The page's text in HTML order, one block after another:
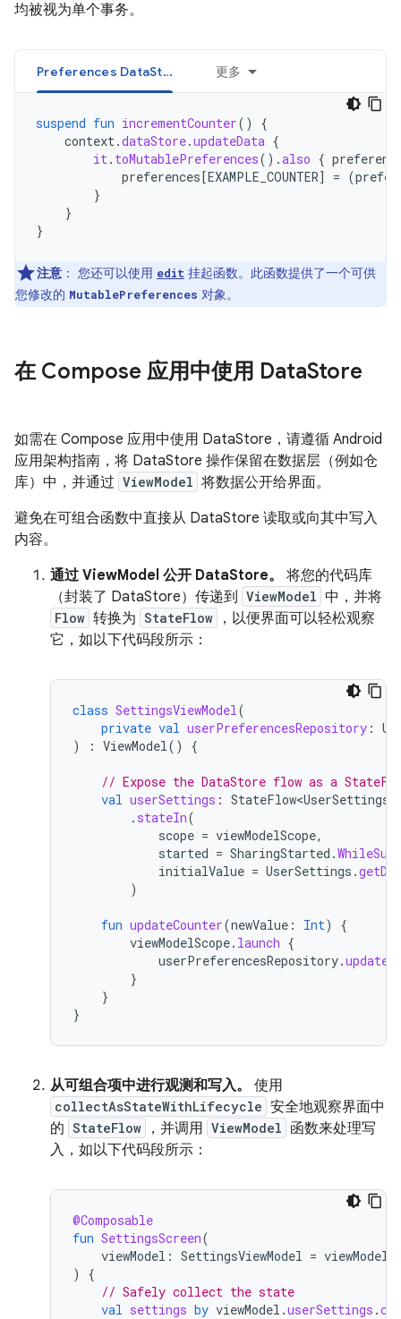
均被视为单个事务。
Preferences DataStore 更多
suspend fun incrementCounter()
{
context.dataStore.updateData {
it. toMutablePreferences().also {
preferences[EXAMPLE_COUNTER] = (
}
}
}
注意 ： 您还可以使用 edit 挂起函数。此函数提供了一个可供
您修改的 MutablePreferences 对象。
在 Compose 应用中使用 DataStore
如需在 Compose 应用中使用 DataStore，请遵循 Android
应用架构指南，将 DataStore 操作保留在数据层（例如仓
库）中，并通过 ViewModel 将数据公开给界面。
避免在可组合函数中直接从 DataStore 读取或向其中写入
内容。
通过 ViewModel 公开 DataStore。
将您的代码库
（封装了 DataStore）传递到 ViewModel 中，并将
Flow 转换为 StateFlow
，以便界面可以轻松观察
它，如以下代码段所示：
class SettingsViewModel(
private val userPreferencesRepository :
)
: ViewModel() {
// Expose the DataStore flow as a
val userSettings : StateFlow<UserSettings>
. stateIn(
scope = viewModelScope,
started = SharingStarted .
initialValue = UserSettings .
)
fun updateCounter(newValue : Int)
{
viewModelScope. launch {
userPreferencesRepository.
}
}
}
从可组合项中进行观测和写入。 使用
collectAsStateWithLifecycle 安全地观察界面中
的 StateFlow ，并调用 ViewModel 函数来处理写
入，如以下代码段所示：
@Composable
fun SettingsScreen(
viewModel : SettingsViewModel = viewModel
)
{
// Safely collect the state
val settings by viewModel .userSettings .